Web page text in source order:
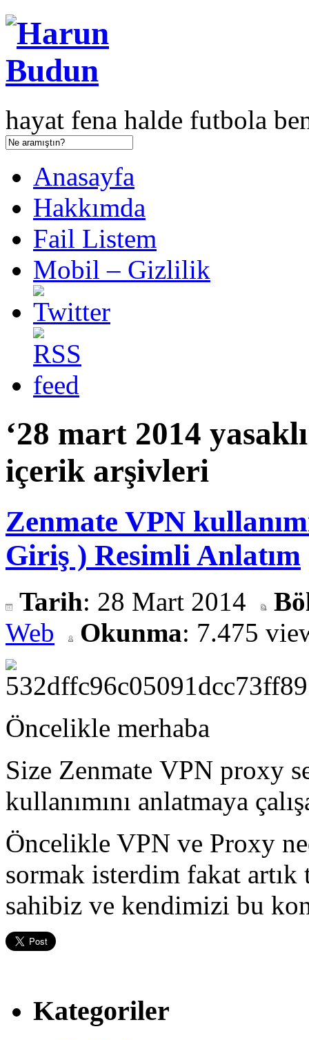
hayat fena halde futbola
Anasayfa
Hakkımda
Fail Listem
Mobil – Gizlilik
‘28 mart 2014
içerik arşivleri
Zenmate VPN
Giriş ) Resimli Anlatım
Tarih: 28 Mart 2014
Web
Okunma: 7.475
Öncelikle merhaba
Size Zenmate VPN proxy
kullanımını anlatmaya
Öncelikle VPN ve Proxy
sormak isterdim fakat
sahibiz ve kendimizi bu
Kategoriler